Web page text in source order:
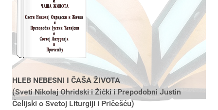
HLEB NEBESNI I ČAŠA ŽIVOTA
(Sveti Nikolaj Ohridski i Žički i Prepodobni Justin
Ćelijski o Svetoj Liturgiji i Pričešću)